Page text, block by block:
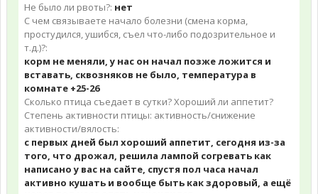
Не было ли рвоты?: нет
С чем связываете начало болезни (смена корма,
простудился, ушибся, съел что-либо подозрительное и
т.д.)?:
корм не меняли, у нас он начал позже ложится и
вставать, сквозняков не было, температура в
комнате +25-26
Сколько птица съедает в сутки? Хороший ли аппетит?
Степень активности птицы: активность/снижение
активности/вялость:
с первых дней был хороший аппетит, сегодня из-за
того, что дрожал, решила лампой согревать как
написано у вас на сайте, спустя пол часа начал
активно кушать и вообще быть как здоровый, а ещё